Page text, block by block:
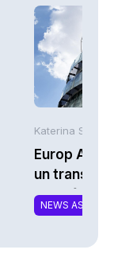
Katerina
Europ
un
portefeuille
NEWS